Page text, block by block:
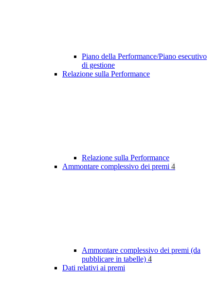
Piano della Performance/Piano esecutivo
di gestione
Relazione sulla Performance
Relazione sulla Performance
Ammontare complessivo dei premi 4
Ammontare complessivo dei premi (da
pubblicare in tabelle) 4
Dati relativi ai premi